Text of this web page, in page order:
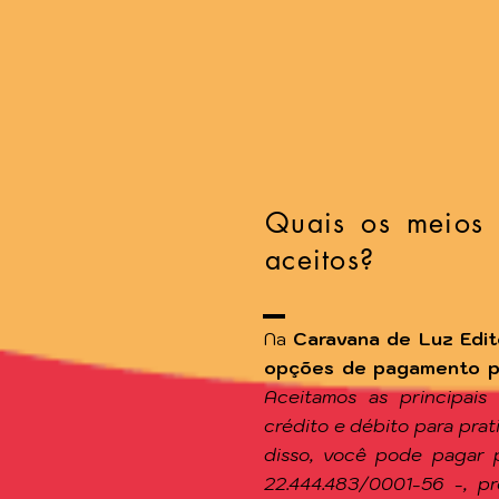
Quais os meios
aceitos?
Na Caravana de Luz
opções de pagamento
Aceitamos as
crédito e débito para
disso, você pode pagar
22.444.483/0001-56 -,